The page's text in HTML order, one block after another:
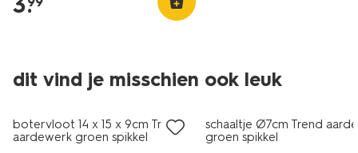
dit vind je misschien ook leuk
2+1 gratis
botervloot 14 x 15 x 9cm Trend
aardewerk groen spikkel
2+1 gratis
schaaltje Ø7cm Trend
groen spikkel